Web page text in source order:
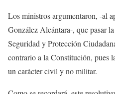
Los ministros argumentaron, -al
González Alcántara-, que pasar
Seguridad y Protección
contrario a la Constitución, pues
un carácter civil y no militar.